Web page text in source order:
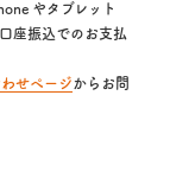
やタブレット
座振込でのお支払
せページ からお問